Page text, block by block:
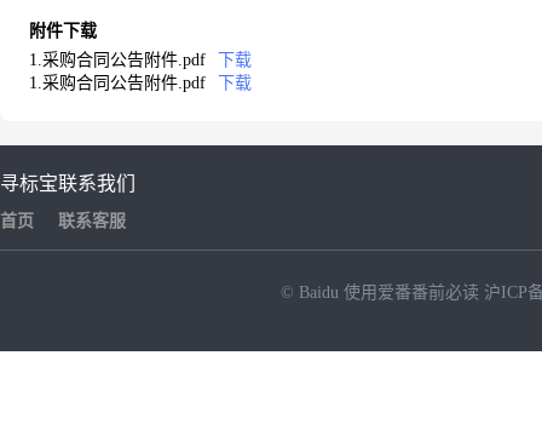
附件下载
1.采购合同公告附件.pdf
下载
1.采购合同公告附件.pdf
下载
寻标宝
首页
联系我们
联系客服
© Baidu 使用爱番番前必读 沪ICP